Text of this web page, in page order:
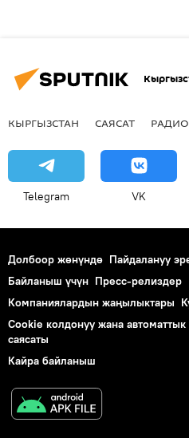
КЫРГЫЗСТАН САЯСАТ РАДИО
Telegram VK
Долбоор жөнүндө Пайдалануу
Байланыш үчүн Пресс-релиздер
Компаниялардын жаңылыктары
Cookie колдонуу жана
саясаты
Кайра байланыш